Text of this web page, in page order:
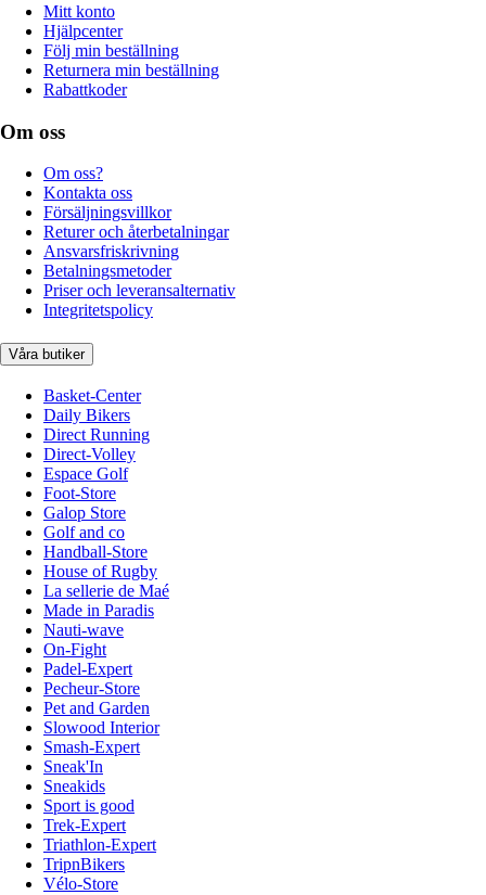
Mitt konto
Hjälpcenter
Följ min beställning
Returnera min beställning
Rabattkoder
Om oss
Om oss?
Kontakta oss
Försäljningsvillkor
Returer och återbetalningar
Ansvarsfriskrivning
Betalningsmetoder
Priser och leveransalternativ
Integritetspolicy
Våra butiker
Basket-Center
Daily Bikers
Direct Running
Direct-Volley
Espace Golf
Foot-Store
Galop Store
Golf and co
Handball-Store
House of Rugby
La sellerie de Maé
Made in Paradis
Nauti-wave
On-Fight
Padel-Expert
Pecheur-Store
Pet and Garden
Slowood Interior
Smash-Expert
Sneak'In
Sneakids
Sport is good
Trek-Expert
Triathlon-Expert
TripnBikers
Vélo-Store